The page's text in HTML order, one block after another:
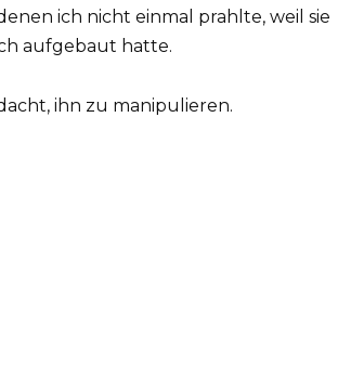
ich nicht einmal prahlte, weil sie
aufgebaut hatte.
ihn zu manipulieren.